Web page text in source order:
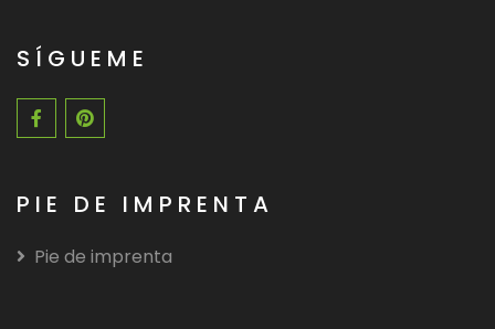
SÍGUEME
PIE DE IMPRENTA
Pie de imprenta